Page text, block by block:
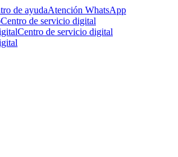
Atención WhatsApp
Centro de servicio digital
Centro de servicio digital